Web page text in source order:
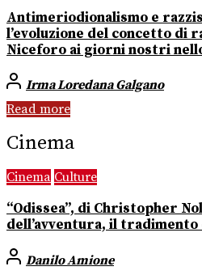
Antimeriodionalismo e
l’evoluzione del concetto di
Niceforo ai giorni nostri
Irma Loredana Galgano
Read more
Cinema
Cinema Culture
“Odissea”, di Christopher
dell’avventura, il
Danilo Amione